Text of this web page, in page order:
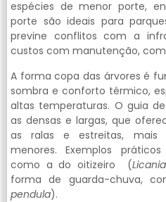
espécies de menor porte,
porte são ideais para
previne conflitos com a
custos com manutenção,
A forma copa das árvores é
sombra e conforto térmico,
altas temperaturas. O guia
as densas e largas, que
as ralas e estreitas, mais
menores. Exemplos
como a do oitizeiro (
forma de guarda-chuva,
pendula).